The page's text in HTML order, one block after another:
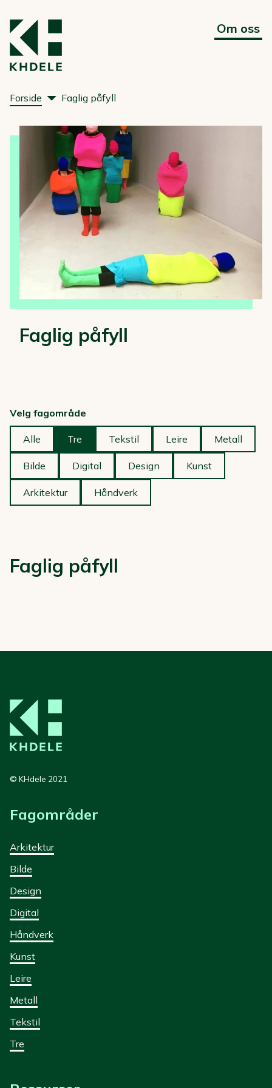
Om oss
Forside Faglig påfyll
Faglig påfyll
Velg fagområde
Alle Tre Tekstil Leire Metall
Bilde Digital Design Kunst
Arkitektur Håndverk
Faglig påfyll
© KHdele 2021
Fagområder
Arkitektur
Bilde
Design
Digital
Håndverk
Kunst
Leire
Metall
Tekstil
Tre